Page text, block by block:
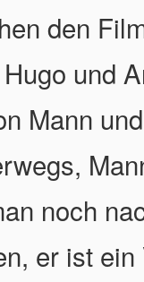
den
und
Mann
noch
er ist